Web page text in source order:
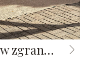
Kamień i plecione meble w zgranym duecie